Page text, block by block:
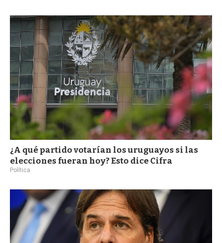
¿A qué partido votarían los uruguayos si las
elecciones fueran hoy? Esto dice Cifra
Política